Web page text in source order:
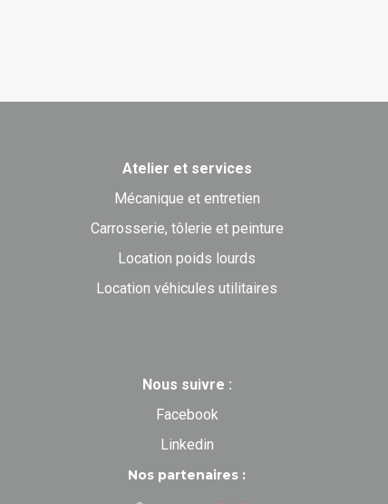
Atelier et services
Mécanique et entretien
Carrosserie, tôlerie et peinture
Location poids lourds
Location véhicules utilitaires
Nous suivre :
Facebook
Linkedin
Nos partenaires :